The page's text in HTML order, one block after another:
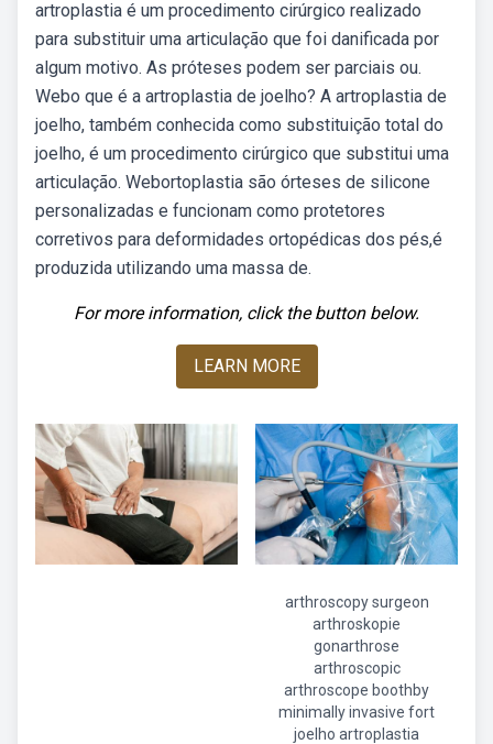
artroplastia é um procedimento cirúrgico realizado
para substituir uma articulação que foi danificada por
algum motivo. As próteses podem ser parciais ou.
Webo que é a artroplastia de joelho? A artroplastia de
joelho, também conhecida como substituição total do
joelho, é um procedimento cirúrgico que substitui uma
articulação. Webortoplastia são órteses de silicone
personalizadas e funcionam como protetores
corretivos para deformidades ortopédicas dos pés,é
produzida utilizando uma massa de.
For more information, click the button below.
LEARN MORE
arthroscopy surgeon
arthroskopie
gonarthrose
arthroscopic
arthroscope boothby
minimally invasive fort
joelho artroplastia